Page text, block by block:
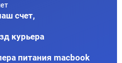
счет,
курьера
питания macbook